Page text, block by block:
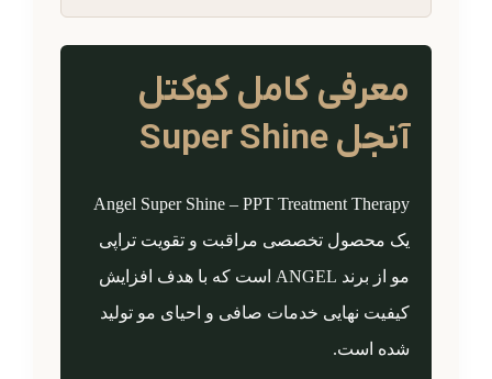
معرفی کامل کوکتل
آنجل Super Shine
Angel Super Shine – PPT Treatment Therapy
یک محصول تخصصی مراقبت و تقویت تراپی
مو از برند ANGEL است که با هدف افزایش
کیفیت نهایی خدمات صافی و احیای مو تولید
شده است.